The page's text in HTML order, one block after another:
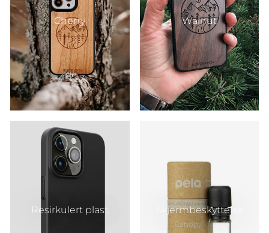
Cherry Walnut
Resirkulert plast Skjermbeskyttelse